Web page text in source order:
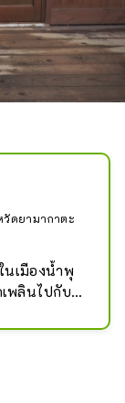
วัดยามากาตะ
นเมืองน้ำพุ
เพลินไปกับ
ช่น น้ำร้อน